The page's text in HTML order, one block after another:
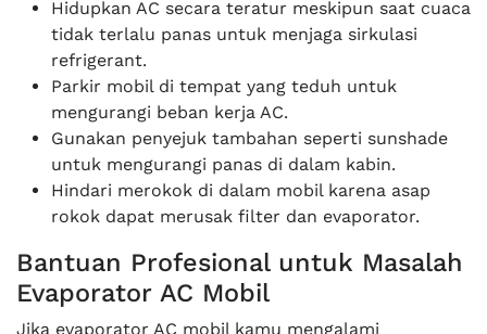
Hidupkan AC secara teratur meskipun saat cuaca
tidak terlalu panas untuk menjaga sirkulasi
refrigerant.
Parkir mobil di tempat yang teduh untuk
mengurangi beban kerja AC.
Gunakan penyejuk tambahan seperti sunshade
untuk mengurangi panas di dalam kabin.
Hindari merokok di dalam mobil karena asap
rokok dapat merusak filter dan evaporator.
Bantuan Profesional untuk Masalah
Evaporator AC Mobil
Jika evaporator AC mobil kamu mengalami